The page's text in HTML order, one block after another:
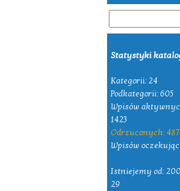
Statystyki
Kategorii: 24
Podkategorii: 605
Wpisów
1423
Odrzuconych: 487
Wpisów
Istniejemy od:
29